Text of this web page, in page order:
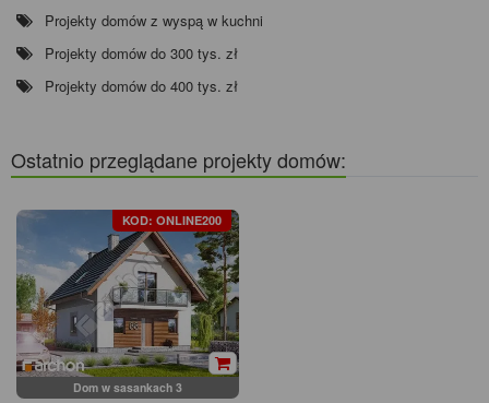
Projekty domów z wyspą w kuchni
Projekty domów do 300 tys. zł
Projekty domów do 400 tys. zł
Ostatnio przeglądane projekty domów:
KOD: ONLINE200
Dom w sasankach 3